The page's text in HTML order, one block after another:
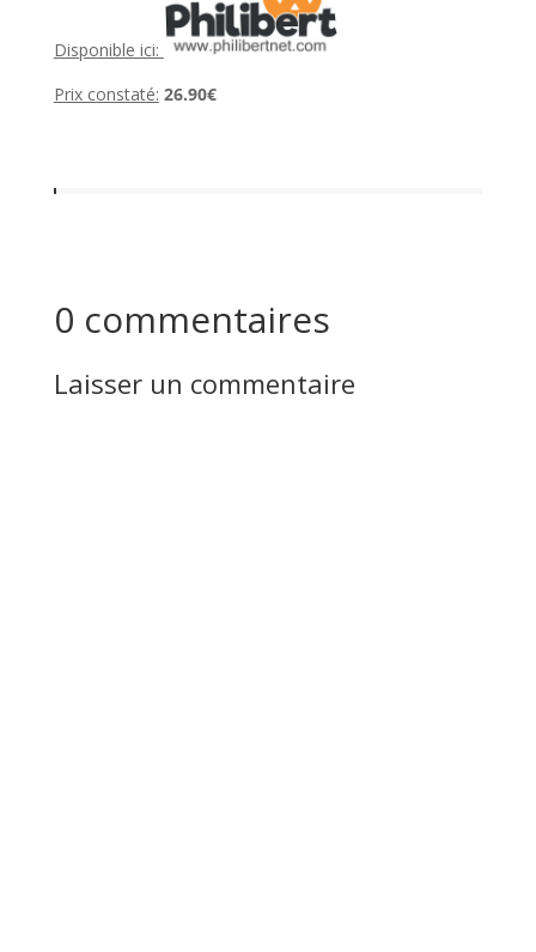
Disponible ici:
Prix constaté: 26.90€
0 commentaires
Laisser un commentaire